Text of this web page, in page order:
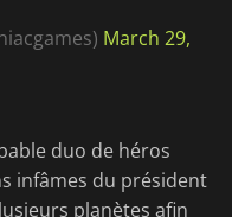
March 29,
duo de héros
infâmes du président
planètes afin